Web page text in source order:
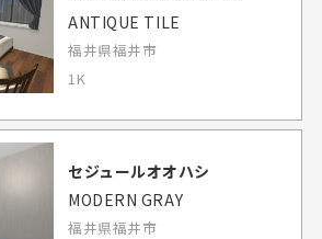
ANTIQUE TILE
福井県福井市
1K
セジュールオオハシ
MODERN GRAY
福井県福井市